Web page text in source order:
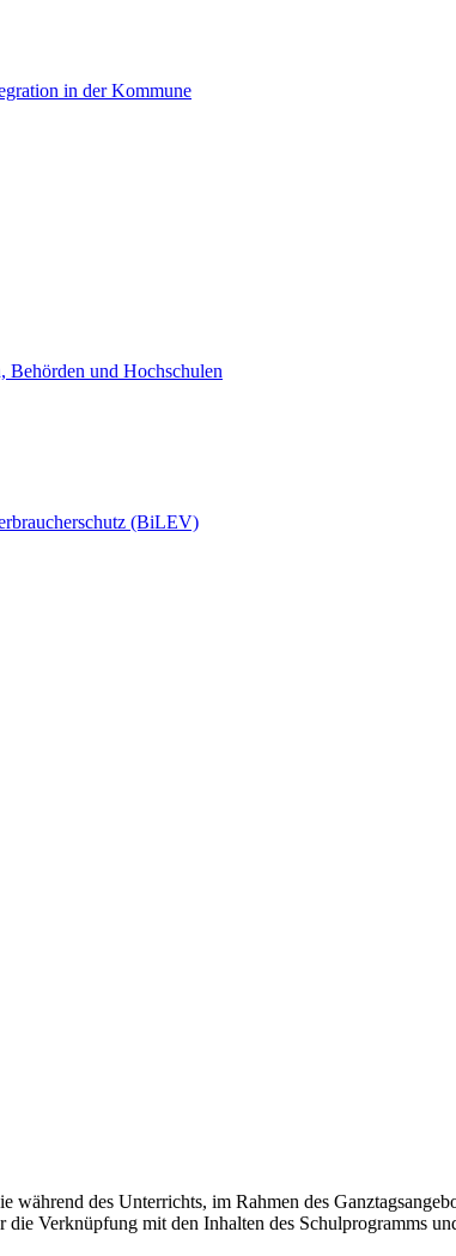
in der Kommune
Behörden und Hochschulen
(BiLEV)
während des Unterrichts, im Rahmen des
Verknüpfung mit den Inhalten des Schulprogramms